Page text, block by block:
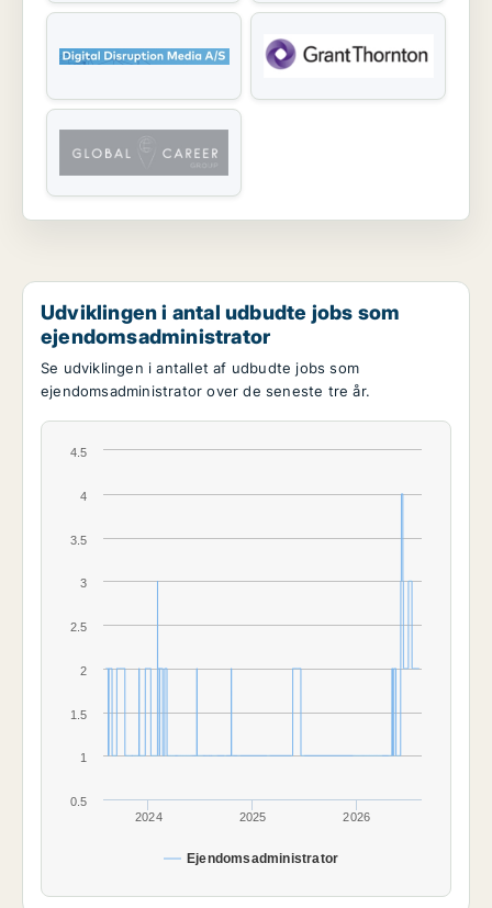
Udviklingen i antal udbudte jobs som
ejendomsadministrator
Se udviklingen i antallet af udbudte jobs som
ejendomsadministrator over de seneste tre år.
Ejendomsadministrator
2024 2025 2026
0.5
1
1.5
2
2.5
3
3.5
4
4.5